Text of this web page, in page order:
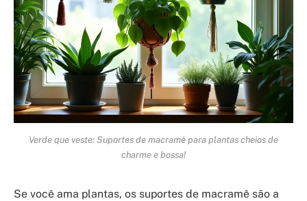
Verde que veste: Suportes de macramê para plantas cheios de
charme e bossa!
Se você ama plantas, os suportes de macramê são a